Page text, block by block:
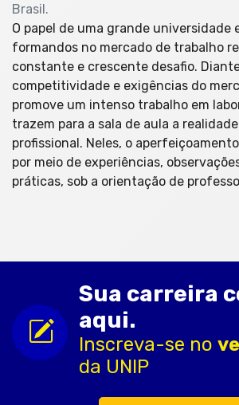
Brasil.
O papel de uma grande universidade
formandos no mercado de trabalho
constante e crescente desafio.
competitividade e exigências do
promove um intenso trabalho em
trazem para a sala de aula a
profissional. Neles, o
por meio de experiências,
práticas, sob a orientação de
Sua carreira
aqui.
Inscreva-se no
da UNIP